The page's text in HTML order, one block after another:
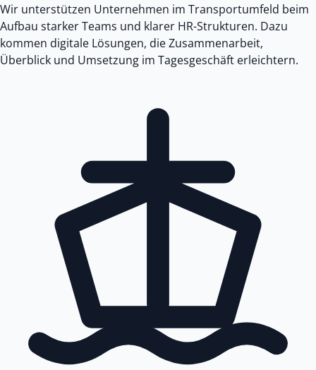
Wir unterstützen Unternehmen im Transportumfeld beim
Aufbau starker Teams und klarer HR-Strukturen. Dazu
kommen digitale Lösungen, die Zusammenarbeit,
Überblick und Umsetzung im Tagesgeschäft erleichtern.